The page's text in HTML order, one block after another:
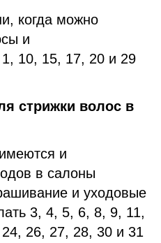
когда можно
и
10, 15, 17, 20 и 29
стрижки волос в
и
в салоны
и уходовые
3, 4, 5, 6, 8, 9, 11,
26, 27, 28, 30 и 31